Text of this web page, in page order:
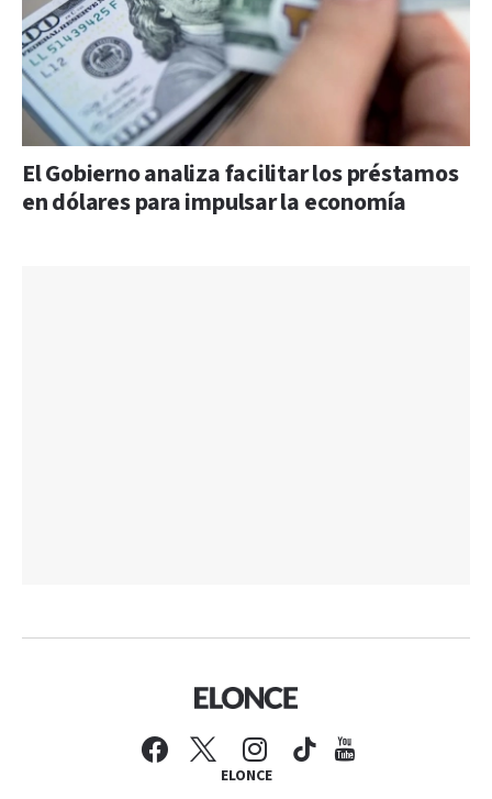
El Gobierno analiza facilitar los préstamos
en dólares para impulsar la economía
ELONCE